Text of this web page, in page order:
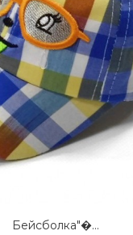
Бейсболка"�...